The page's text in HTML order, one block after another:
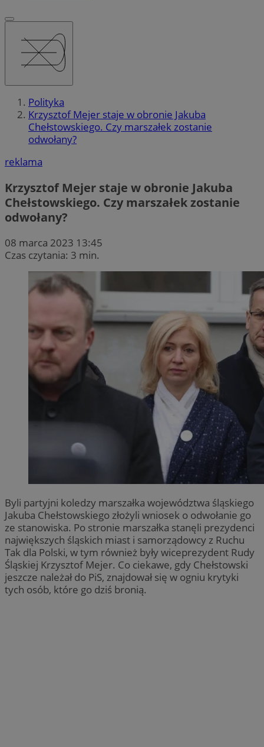
Polityka
Krzysztof Mejer staje w obronie Jakuba
Chełstowskiego. Czy marszałek zostanie
odwołany?
reklama
Krzysztof Mejer staje w obronie Jakuba
Chełstowskiego. Czy marszałek zostanie
odwołany?
08 marca 2023 13:45
Czas czytania: 3 min.
Byli partyjni koledzy marszałka województwa śląskiego
Jakuba Chełstowskiego złożyli wniosek o odwołanie go
ze stanowiska. Po stronie marszałka stanęli prezydenci
największych śląskich miast i samorządowcy z Ruchu
Tak dla Polski, w tym również były wiceprezydent Rudy
Śląskiej Krzysztof Mejer. Co ciekawe, gdy Chełstowski
jeszcze należał do PiS, znajdował się w ogniu krytyki
tych osób, które go dziś bronią.